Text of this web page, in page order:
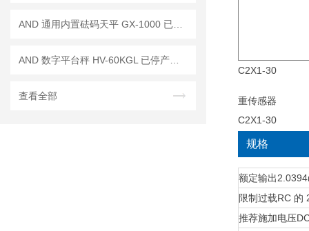
查看全部
C2X1-30
规格
额定输出
限制过载RC 的
推荐施加电压